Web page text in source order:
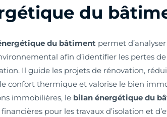
du
du bâtiment permet
afin d’identifier les pertes
Il guide les projets de rénovation,
confort thermique et valorise le bien
immobilières, le bilan énergétique du
pour les travaux d’isolation et